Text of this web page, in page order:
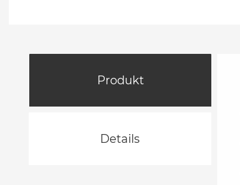
Produkt
Details